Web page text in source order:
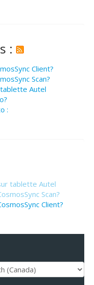
:
Client?
Scan?
Autel
:
tablette Autel
Scan?
Client?